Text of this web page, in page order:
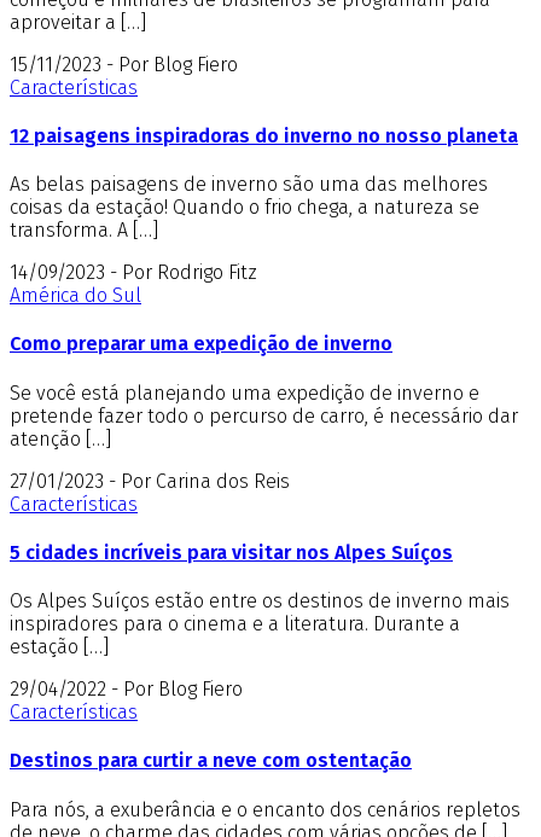
aproveitar a […]
15/11/2023 - Por Blog Fiero
Características
12 paisagens inspiradoras do inverno no nosso planeta
As belas paisagens de inverno são uma das melhores
coisas da estação! Quando o frio chega, a natureza se
transforma. A […]
14/09/2023 - Por Rodrigo Fitz
América do Sul
Como preparar uma expedição de inverno
Se você está planejando uma expedição de inverno e
pretende fazer todo o percurso de carro, é necessário dar
atenção […]
27/01/2023 - Por Carina dos Reis
Características
5 cidades incríveis para visitar nos Alpes Suíços
Os Alpes Suíços estão entre os destinos de inverno mais
inspiradores para o cinema e a literatura. Durante a
estação […]
29/04/2022 - Por Blog Fiero
Características
Destinos para curtir a neve com ostentação
Para nós, a exuberância e o encanto dos cenários repletos
de neve, o charme das cidades com várias opções de […]